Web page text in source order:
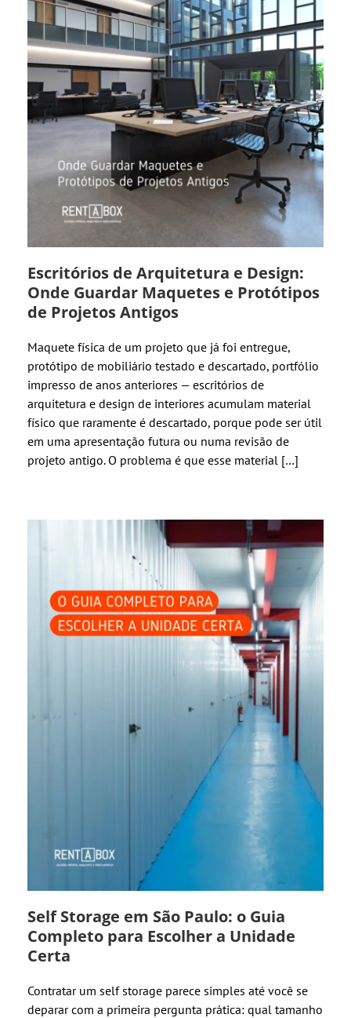
Escritórios de Arquitetura e Design:
Onde Guardar Maquetes e Protótipos
de Projetos Antigos
Maquete física de um projeto que já foi entregue,
protótipo de mobiliário testado e descartado, portfólio
impresso de anos anteriores — escritórios de
arquitetura e design de interiores acumulam material
físico que raramente é descartado, porque pode ser útil
em uma apresentação futura ou numa revisão de
projeto antigo. O problema é que esse material […]
Self Storage em São Paulo: o Guia
Completo para Escolher a Unidade
Certa
Contratar um self storage parece simples até você se
deparar com a primeira pergunta prática: qual tamanho